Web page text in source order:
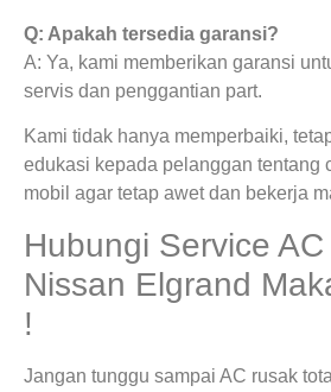
Q: Apakah tersedia garansi?
A: Ya, kami memberikan garansi
servis dan penggantian part.
Kami tidak hanya memperbaiki,
edukasi kepada pelanggan tentang
mobil agar tetap awet dan bekerja
Hubungi Service
Nissan Elgrand
!
Jangan tunggu sampai AC rusak